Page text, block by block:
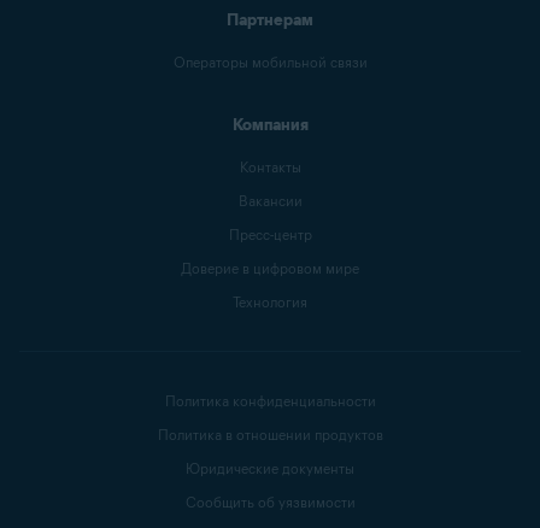
Партнерам
Операторы мобильной связи
Компания
Контакты
Вакансии
Пресс-центр
Доверие в цифровом мире
Технология
Политика конфиденциальности
Политика в отношении продуктов
Юридические документы
Сообщить об уязвимости